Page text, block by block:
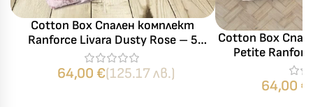
Cotton Box Спален комплект
Ranforce Livara Dusty Rose – 5
части
64,00 €(125.17 лв.)
Cotton Box
Petite
ранфорс – 5
два
64,00 €